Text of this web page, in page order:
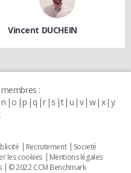
Vincent DUCHEIN
:
n o p q r s t u v w x y
Recrutement
Societé
les cookies
Mentions légales
© 2022 CCM Benchmark